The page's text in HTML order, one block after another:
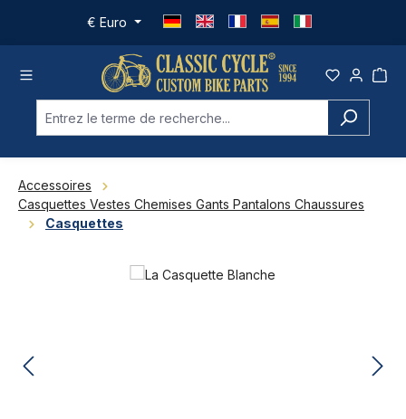
Passer au contenu principal
€ Euro
Accessoires
Casquettes Vestes Chemises Gants Pantalons Chaussures
Casquettes
Ignorer la galerie d'images